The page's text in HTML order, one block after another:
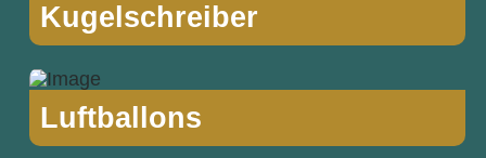
Kugelschreiber
Luftballons